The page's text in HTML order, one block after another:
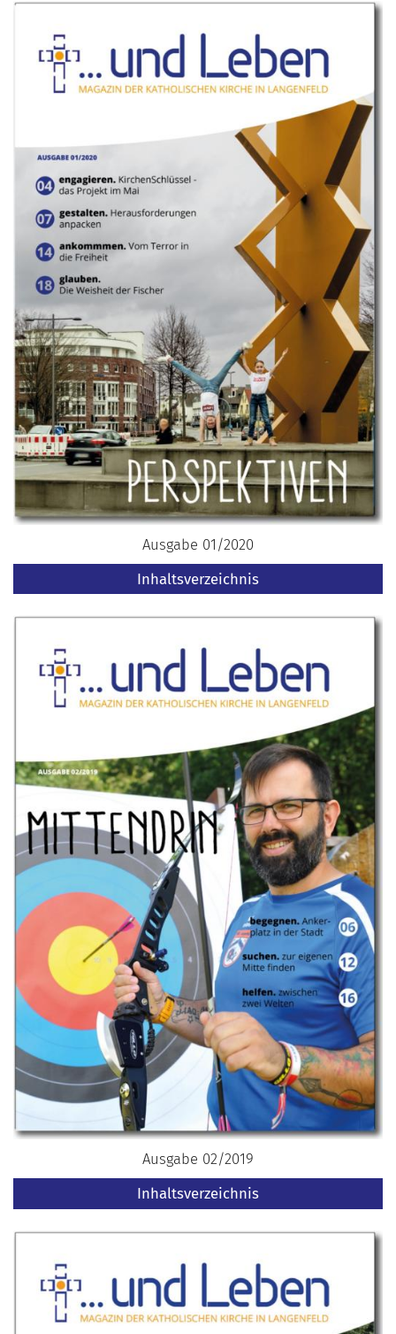
Ausgabe 01/2020
Inhaltsverzeichnis
Ausgabe 02/2019
Inhaltsverzeichnis